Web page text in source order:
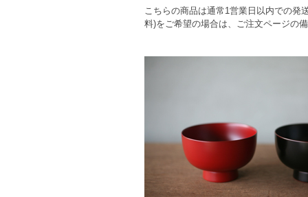
こちらの商品は通常1営業日以内での発
料)をご希望の場合は、ご注文ページの